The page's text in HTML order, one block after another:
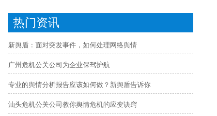
热门资讯
新舆盾：面对突发事件，如何处理网络舆情
广州危机公关公司为企业保驾护航
专业的舆情分析报告应该如何做？新舆盾告诉你
汕头危机公关公司教你舆情危机的应变诀窍